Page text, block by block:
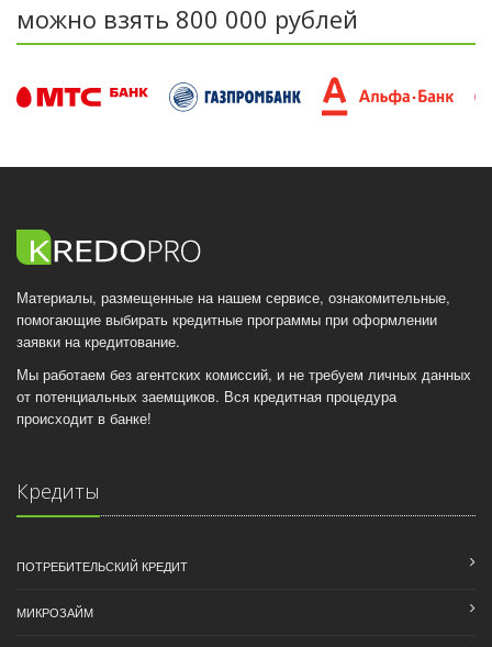
можно взять 800 000 рублей
Материалы, размещенные на нашем сервисе, ознакомительные,
помогающие выбирать кредитные программы при оформлении
заявки на кредитование.
Мы работаем без агентских комиссий, и не требуем личных данных
от потенциальных заемщиков. Вся кредитная процедура
происходит в банке!
Кредиты
ПОТРЕБИТЕЛЬСКИЙ КРЕДИТ
МИКРОЗАЙМ